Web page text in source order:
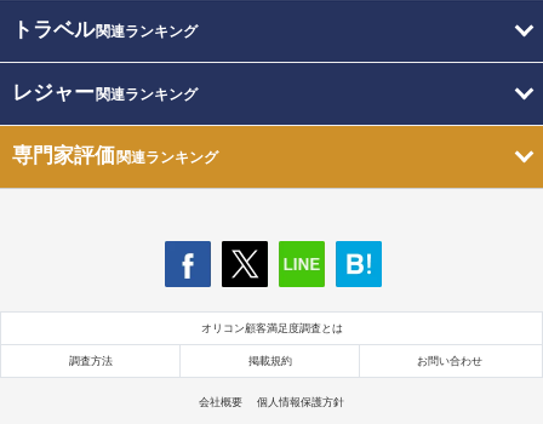
トラベル関連ランキング
レジャー関連ランキング
専門家評価関連ランキング
オリコン顧客満足度調査とは
調査方法 掲載規約 お問い合わせ
会社概要 個人情報保護方針